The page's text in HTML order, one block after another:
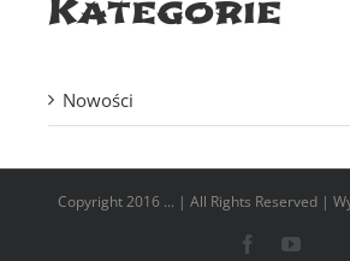
Kategorie
Nowości
Copyright 2016 ... | All Rights Reserved |
Facebook